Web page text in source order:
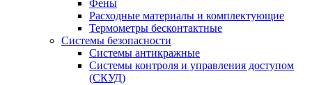
Фены
Расходные материалы и комплектующие
Термометры бесконтактные
Системы безопасности
Системы антикражные
Системы контроля и управления доступом
(СКУД)